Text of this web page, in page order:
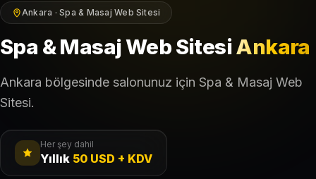
Ankara · Spa & Masaj Web Sitesi
Spa & Masaj Web SitesiAnkara
Ankara bölgesinde salonunuz için Spa & Masaj Web
Sitesi.
Her şey dahil
Yıllık 50 USD + KDV